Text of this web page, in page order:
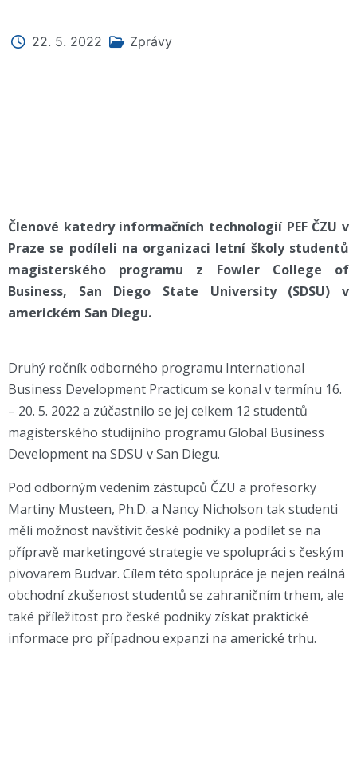
22. 5. 2022 Zprávy
Členové katedry informačních technologií PEF ČZU v
Praze se podíleli na organizaci letní školy studentů
magisterského programu z Fowler College of
Business, San Diego State University (SDSU) v
americkém San Diegu.
Druhý ročník odborného programu International
Business Development Practicum se konal v termínu 16.
– 20. 5. 2022 a zúčastnilo se jej celkem 12 studentů
magisterského studijního programu Global Business
Development na SDSU v San Diegu.
Pod odborným vedením zástupců ČZU a profesorky
Martiny Musteen, Ph.D. a Nancy Nicholson tak studenti
měli možnost navštívit české podniky a podílet se na
přípravě marketingové strategie ve spolupráci s českým
pivovarem Budvar. Cílem této spolupráce je nejen reálná
obchodní zkušenost studentů se zahraničním trhem, ale
také příležitost pro české podniky získat praktické
informace pro případnou expanzi na americké trhu.